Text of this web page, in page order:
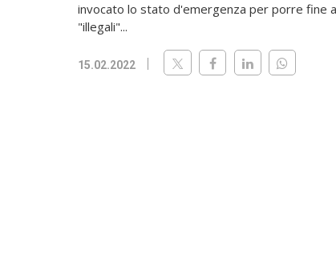
invocato lo stato d'emergenza per porre fine
"illegali"...
15.02.2022